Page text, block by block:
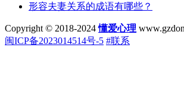
形容夫妻关系的成语有哪些？
Copyright © 2018-2024懂爱心理
闽ICP备2023014514号-5 #联系